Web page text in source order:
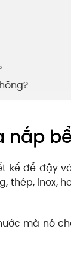
nắp
kế để đậy
thép, inox,
mà nó